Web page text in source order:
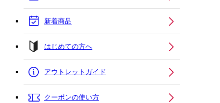
新着商品
はじめての方へ
アウトレットガイド
クーポンの使い方